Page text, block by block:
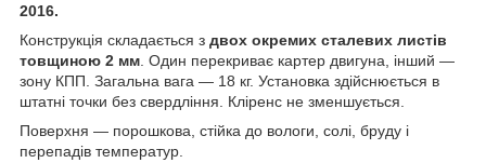
2016.
Конструкція складається з двох окремих сталевих листів
товщиною 2 мм . Один перекриває картер двигуна, інший —
зону КПП. Загальна вага — 18 кг. Установка здійснюється в
штатні точки без свердління. Кліренс не зменшується.
Поверхня — порошкова, стійка до вологи, солі, бруду і
перепадів температур.